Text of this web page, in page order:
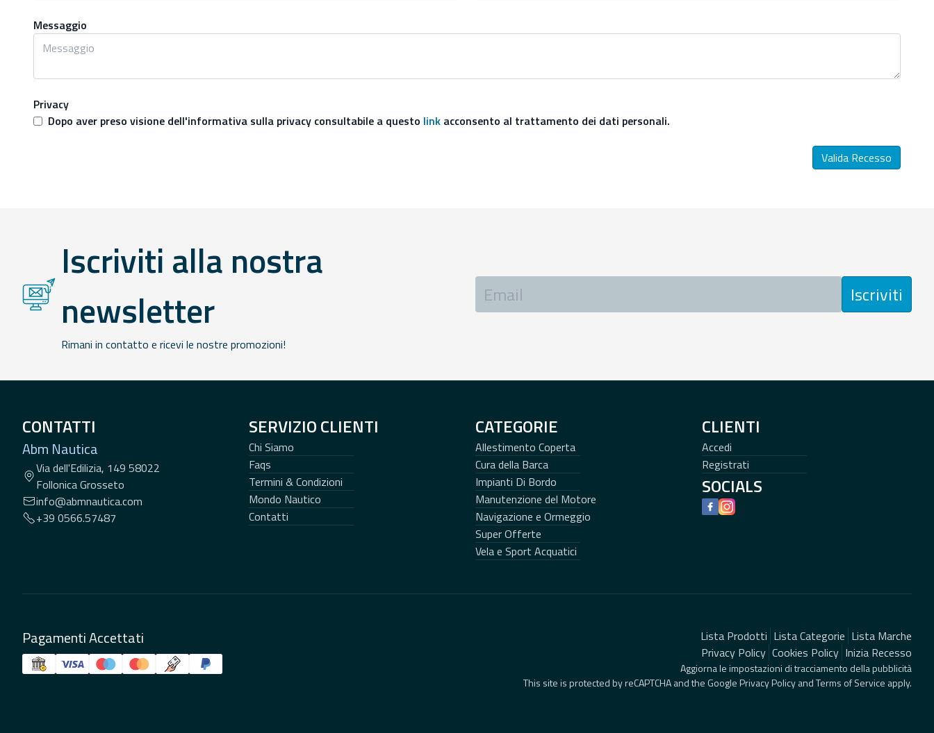
Messaggio
Privacy
Dopo aver preso visione dell'informativa sulla privacy consultabile a questo link acconsento al trattamento dei dati personali.
Valida Recesso
Iscriviti alla nostra
newsletter
Rimani in contatto e ricevi le nostre promozioni!
Iscriviti
CONTATTI
Abm Nautica
Via dell'Edilizia, 149 58022
Follonica Grosseto
info@abmnautica.com
+39 0566.57487
SERVIZIO CLIENTI
Chi Siamo
Faqs
Termini & Condizioni
Mondo Nautico
Contatti
CATEGORIE
Allestimento Coperta
Cura della Barca
Impianti Di Bordo
Manutenzione del Motore
Navigazione e Ormeggio
Super Offerte
Vela e Sport Acquatici
CLIENTI
Accedi
Registrati
SOCIALS
Facebook
Instagram
Pagamenti Accettati Lista Prodotti Lista Categorie Lista Marche
Privacy Policy Cookies Policy Inizia Recesso
Aggiorna le impostazioni di tracciamento della pubblicità
This site is protected by reCAPTCHA and the GooglePrivacy PolicyandTerms of Service apply.